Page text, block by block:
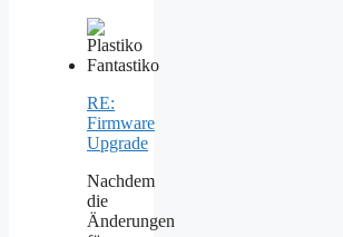
RE:
Firmware
Upgrade
Nachdem
die
Änderungen